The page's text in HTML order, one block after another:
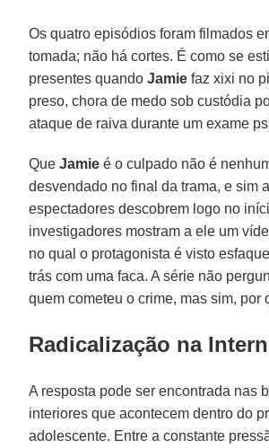
Os quatro episódios foram filmados
tomada; não há cortes. É como se
presentes quandoJamie faz xixi no
preso, chora de medo sob custódia
ataque de raiva durante um exame
QueJamie é o culpado não é
desvendado no final da trama, e sim
espectadores descobrem logo no
investigadores mostram a ele um
no qual o protagonista é visto
trás com uma faca. A série não
quem cometeu o crime, mas sim, por
Radicalização na
A resposta pode ser encontrada nas
interiores que acontecem dentro do
adolescente. Entre a constante